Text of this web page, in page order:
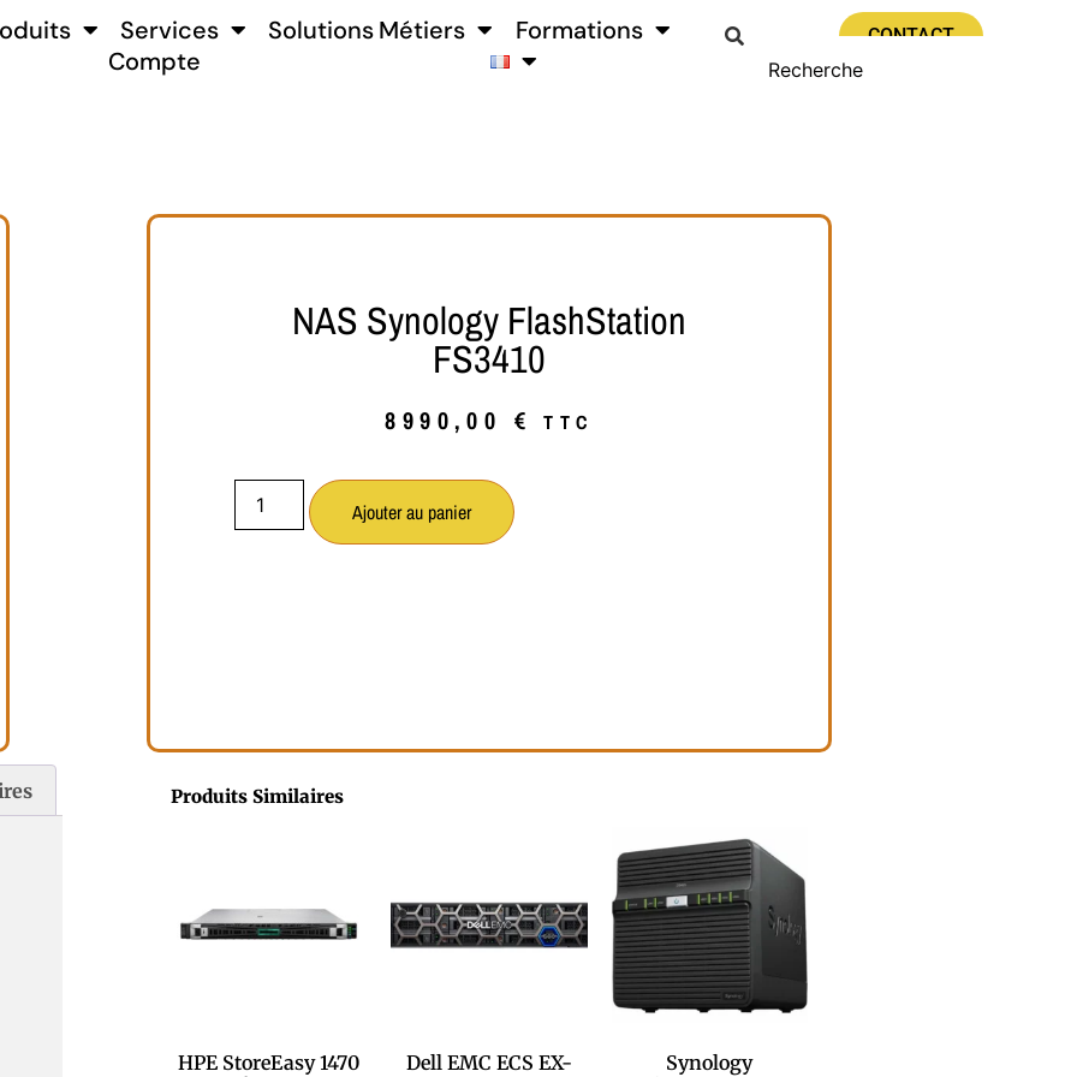
Services Solutions Métiers
Formations
Compte
CONTACT
NAS Synology FlashStation
FS3410
8990,00 € TTC
Ajouter au panier
Produits Similaires
HPE StoreEasy 1470
Dell EMC ECS EX-
Synology